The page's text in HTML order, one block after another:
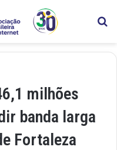
milhões
banda larga
Fortaleza